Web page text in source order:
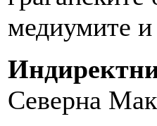
медиумите и
Северна